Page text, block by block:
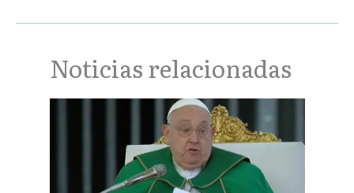
Noticias relacionadas